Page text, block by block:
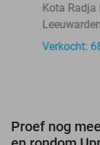
Kota Radja
Verkocht:
Proef nog